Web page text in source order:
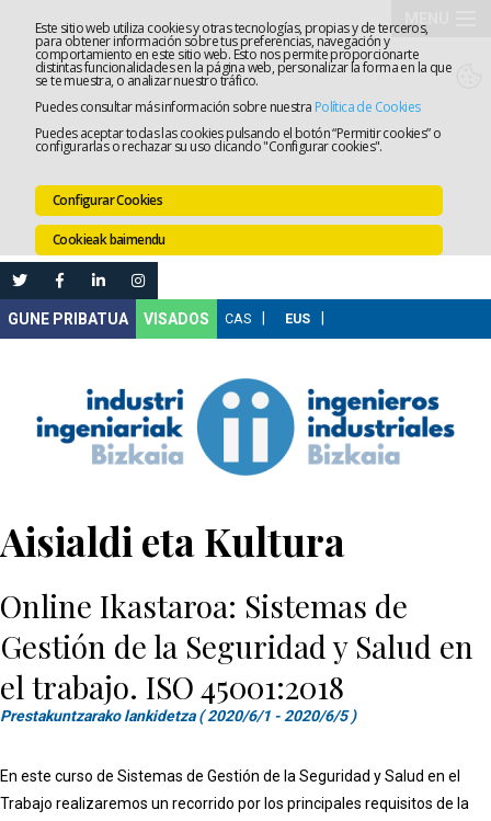
Este sitio web utiliza cookies y otras tecnologías, propias y de terceros,
para obtener información sobre tus preferencias, navegación y
comportamiento en este sitio web. Esto nos permite proporcionarte
distintas funcionalidades en la página web, personalizar la forma en la que
se te muestra, o analizar nuestro tráfico.
Puedes consultar más información sobre nuestra Política de Cookies
Puedes aceptar todas las cookies pulsando el botón “Permitir cookies” o
configurarlas o rechazar su uso clicando "Configurar cookies".
Configurar Cookies
Cookieak baimendu
VISADOS
Aisialdi eta Kultura
Online Ikastaroa: Sistemas de
Gestión de la Seguridad y Salud en
el trabajo. ISO 45001:2018
Prestakuntzarako lankidetza ( 2020/6/1 - 2020/6/5 )
En este curso de Sistemas de Gestión de la Seguridad y Salud en el
Trabajo realizaremos un recorrido por los principales requisitos de la
Elkargoa
Lanaren
Leihatila